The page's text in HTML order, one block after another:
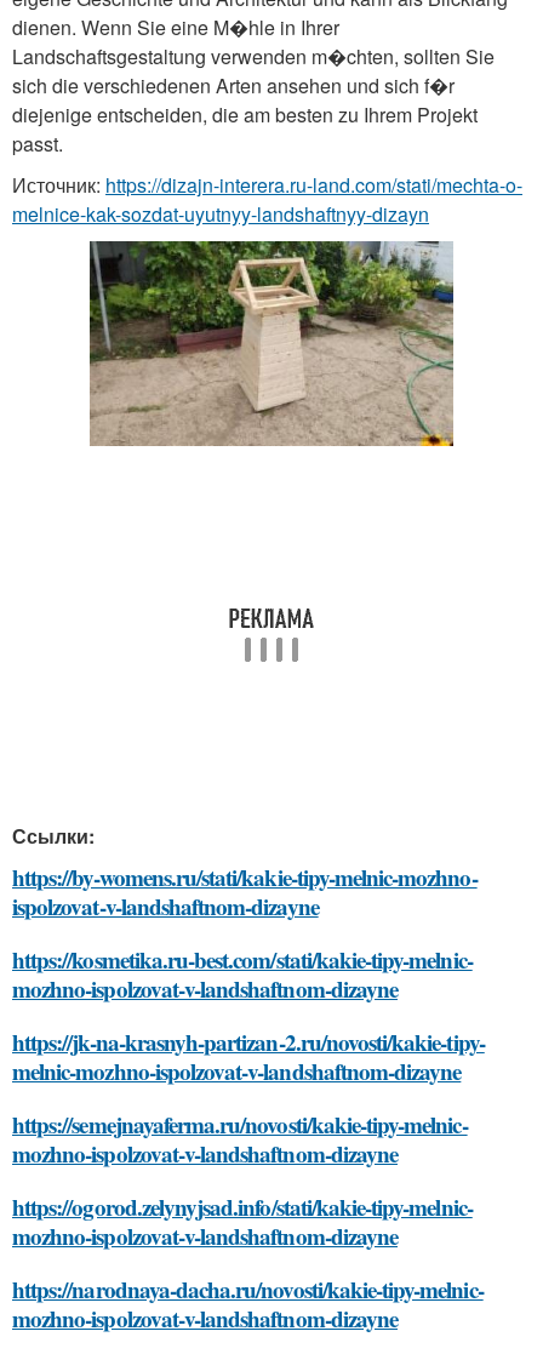
dienen. Wenn Sie eine M�hle in Ihrer
Landschaftsgestaltung verwenden m�chten, sollten Sie
sich die verschiedenen Arten ansehen und sich f�r
diejenige entscheiden, die am besten zu Ihrem Projekt
passt.
Источник: https://dizajn-interera.ru-land.com/stati/mechta-o-
melnice-kak-sozdat-uyutnyy-landshaftnyy-dizayn
Ссылки:
https://by-womens.ru/stati/kakie-tipy-melnic-mozhno-
ispolzovat-v-landshaftnom-dizayne
https://kosmetika.ru-best.com/stati/kakie-tipy-melnic-
mozhno-ispolzovat-v-landshaftnom-dizayne
https://jk-na-krasnyh-partizan-2.ru/novosti/kakie-tipy-
melnic-mozhno-ispolzovat-v-landshaftnom-dizayne
https://semejnayaferma.ru/novosti/kakie-tipy-melnic-
mozhno-ispolzovat-v-landshaftnom-dizayne
https://ogorod.zelynyjsad.info/stati/kakie-tipy-melnic-
mozhno-ispolzovat-v-landshaftnom-dizayne
https://narodnaya-dacha.ru/novosti/kakie-tipy-melnic-
mozhno-ispolzovat-v-landshaftnom-dizayne